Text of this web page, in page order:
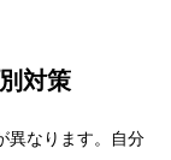
対策
異なります。自分